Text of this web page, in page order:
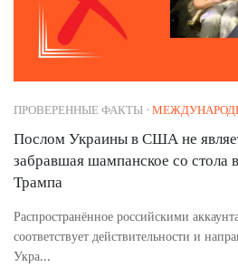
ПРОВЕРЕННЫЕ ФАКТЫ ·
Послом Украины в США не
забравшая шампанское со стола
Трампа
Распространённое российскими
соответствует действительности и
Укра...